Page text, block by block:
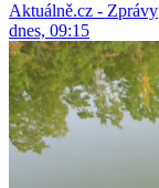
Aktuálně.cz - Zprávy
dnes, 09:15